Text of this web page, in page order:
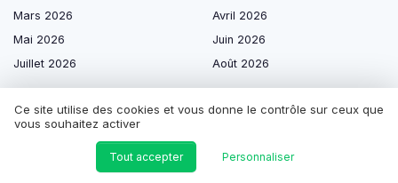
Mars 2026
Avril 2026
Mai 2026
Juin 2026
Juillet 2026
Août 2026
Les plus lus
Ce site utilise des cookies et vous donne le contrôle sur ceux que
vous souhaitez activer
Tout accepter Personnaliser